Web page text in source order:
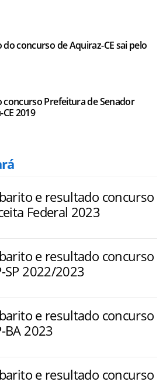
do concurso de Aquiraz-CE sai pelo
concurso Prefeitura de Senador
2019
e resultado concurso
Federal 2023
e resultado concurso
SP 2022/2023
e resultado concurso
BA 2023
e resultado concurso